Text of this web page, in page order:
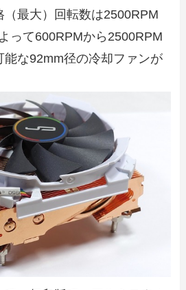
最大）回転数は2500RPM
って600RPMから2500RPM
能な92mm径の冷却ファンが